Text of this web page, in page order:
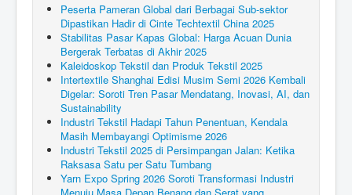
Peserta Pameran Global dari Berbagai Sub-sektor
Dipastikan Hadir di Cinte Techtextil China 2025
Stabilitas Pasar Kapas Global: Harga Acuan Dunia
Bergerak Terbatas di Akhir 2025
Kaleidoskop Tekstil dan Produk Tekstil 2025
Intertextile Shanghai Edisi Musim Semi 2026 Kembali
Digelar: Soroti Tren Pasar Mendatang, Inovasi, AI, dan
Sustainability
Industri Tekstil Hadapi Tahun Penentuan, Kendala
Masih Membayangi Optimisme 2026
Industri Tekstil 2025 di Persimpangan Jalan: Ketika
Raksasa Satu per Satu Tumbang
Yarn Expo Spring 2026 Soroti Transformasi Industri